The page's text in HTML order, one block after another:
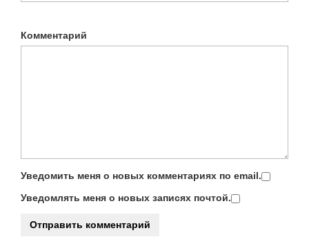
Комментарий
Уведомить меня о новых комментариях по email.
Уведомлять меня о новых записях почтой.